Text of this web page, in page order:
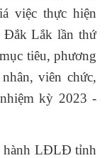
việc thực hiện
Đắk Lắk lần thứ
tiêu, phương
viên chức,
kỳ 2023 -
hành LĐLĐ tỉnh